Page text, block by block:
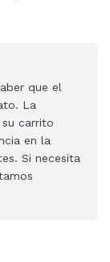
que el
La
carrito
en la
Si necesita